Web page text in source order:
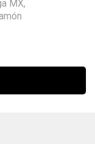
MX,